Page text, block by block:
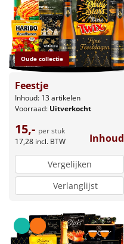
Oude collectie
Feestje
Inhoud: 13 artikelen
Voorraad: Uitverkocht
15,- per stuk
17,28 incl. BTW Inhoud
Vergelijken
Verlanglijst